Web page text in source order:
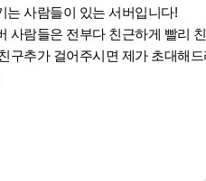
는 사람들이 있는 서버입니다!
사람들은 전부다 친근하게 빨리
구추가 걸어주시면 제가 초대해